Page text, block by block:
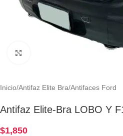
Inicio/Antifaz Elite Bra/Antifaces Ford
Antifaz Elite-Bra LOBO Y
$1,850